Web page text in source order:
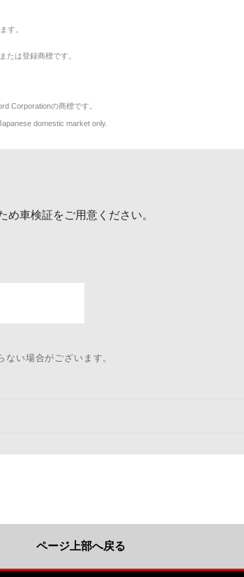
す。
たは登録商標です。
Corporationの商標です。
domestic market only.
車検証をご用意ください。
い場合がございます。
ページ上部へ戻る